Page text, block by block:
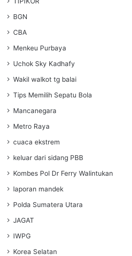
BGN
CBA
Menkeu Purbaya
Uchok Sky Kadhafy
Wakil walkot tg balai
Tips Memilih Sepatu Bola
Mancanegara
Metro Raya
cuaca ekstrem
keluar dari sidang PBB
Kombes Pol Dr Ferry Walintukan
laporan mandek
Polda Sumatera Utara
JAGAT
IWPG
Korea Selatan